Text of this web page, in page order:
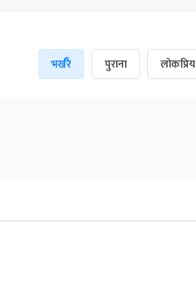
भर्खरै पुराना लोकप्रिय